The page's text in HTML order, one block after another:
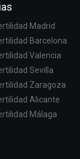
Madrid
Barcelona
Valencia
Sevilla
Zaragoza
Alicante
Málaga